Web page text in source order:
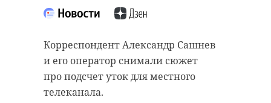
Корреспондент Александр Сашнев
и его оператор снимали сюжет
про подсчет уток для местного
телеканала.